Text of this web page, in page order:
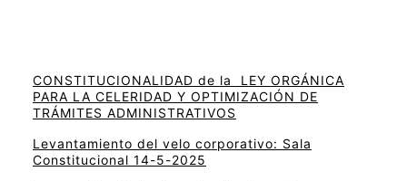
CONSTITUCIONALIDAD de la LEY ORGÁNICA
PARA LA CELERIDAD Y OPTIMIZACIÓN DE
TRÁMITES ADMINISTRATIVOS
Levantamiento del velo corporativo: Sala
Constitucional 14-5-2025